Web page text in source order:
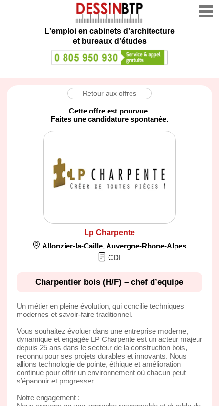
L'emploi en cabinets d'architecture
et bureaux d'études
Retour aux offres
Cette offre est pourvue.
Faites une candidature spontanée.
Lp Charpente
Allonzier-la-Caille,Auvergne-Rhone-Alpes
CDI
Charpentier bois (H/F) – chef d’equipe
Un métier en pleine évolution, qui concilie techniques
modernes et savoir-faire traditionnel.
Vous souhaitez évoluer dans une entreprise moderne,
dynamique et engagée LP Charpente est un acteur majeur
depuis 25 ans dans le secteur de la construction bois,
reconnu pour ses projets durables et innovants. Nous
allions technologie de pointe, éthique et amélioration
continue pour offrir un environnement où chacun peut
s’épanouir et progresser.
Notre engagement :